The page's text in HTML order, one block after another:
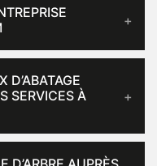
D’ABATAGE
SERVICES À